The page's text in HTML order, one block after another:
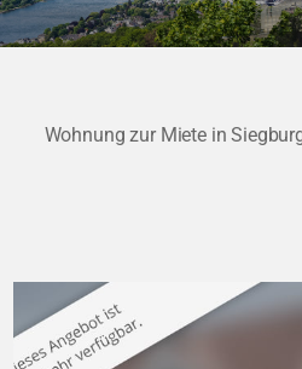
Wohnung zur Miete in